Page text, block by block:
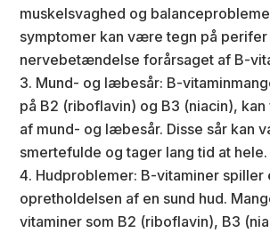
muskelsvaghed og
symptomer kan være tegn på
nervebetændelse forårsaget af B-
Mund- og læbesår: B-
på B2 (riboflavin) og B3 (niacin),
af mund- og læbesår. Disse sår kan
smertefulde og tager lang tid at hele.
Hudproblemer: B-vitaminer spiller
opretholdelsen af en sund hud.
vitaminer som B2 (riboflavin), B3